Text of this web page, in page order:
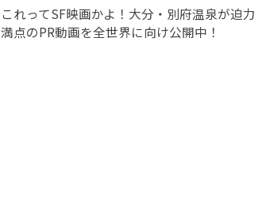
これってSF映画かよ！大分・別府温泉が迫力
満点のPR動画を全世界に向け公開中！